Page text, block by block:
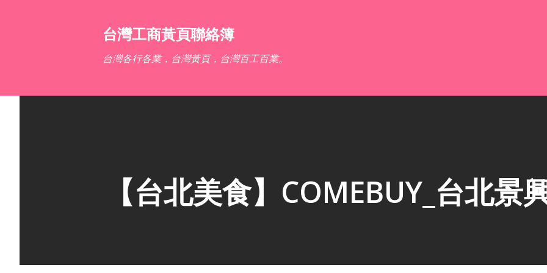
台灣工商黃頁聯絡簿
台灣各行各業，台灣黃頁，台灣百工百業。
【台北美食】COMEBUY_台北景